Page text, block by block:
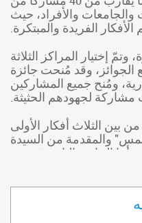
والجامعات والأفراد، حيث
الفريدة والمبتكرة.
الحكام 32 فكرة، وتمّ إختيار المراكز الثلاثة
الجوائز، وقد مُنحت جائزة
ومُنح جميع المشاركين
مشاركة لجهودهم الحثيثة.
بين الثلاث أفكار الأولى
لمس" والمقدمة من السيدة
الجائزة الثانية فذهبت
الخيمة الدولي أيضًا..